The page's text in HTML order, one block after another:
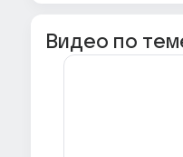
Видео по